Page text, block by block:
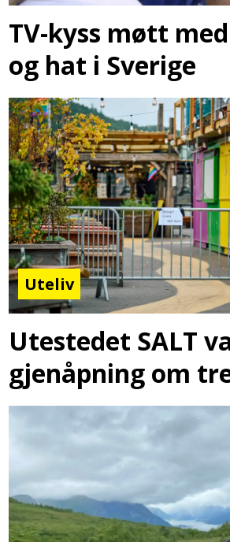
TV-kyss møtt
og hat i Sverige
Uteliv
Utestedet SALT
gjenåpning om